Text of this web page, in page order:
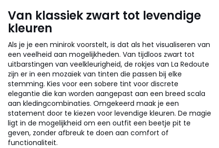
Van klassiek zwart tot levendige
kleuren
Als je je een minirok voorstelt, is dat als het visualiseren van
een veelheid aan mogelijkheden. Van tijdloos zwart tot
uitbarstingen van veelkleurigheid, de rokjes van La Redoute
zijn er in een mozaïek van tinten die passen bij elke
stemming. Kies voor een sobere tint voor discrete
elegantie die kan worden aangepast aan een breed scala
aan kledingcombinaties. Omgekeerd maak je een
statement door te kiezen voor levendige kleuren. De magie
ligt in de mogelijkheid om een outfit een beetje pit te
geven, zonder afbreuk te doen aan comfort of
functionaliteit.